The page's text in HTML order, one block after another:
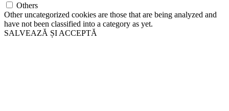
Others
Other uncategorized cookies are those that are being analyzed and
have not been classified into a category as yet.
SALVEAZĂ ȘI ACCEPTĂ